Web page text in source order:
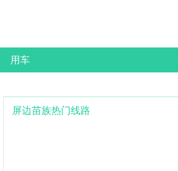
用车
屏边苗族热门线路